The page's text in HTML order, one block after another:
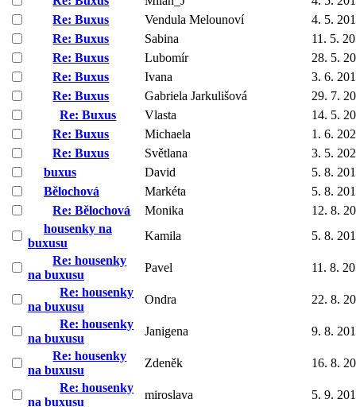
Re: Buxus
Vendula Melounoví
4. 5.
Re: Buxus
Sabina
11. 5.
Re: Buxus
Lubomír
28. 5.
Re: Buxus
Ivana
3. 6.
Re: Buxus
Gabriela Jarkulišová
29. 7.
Re: Buxus
Vlasta
14. 5.
Re: Buxus
Michaela
1. 6.
Re: Buxus
Světlana
3. 5.
buxus
David
5. 8.
Bělochová
Markéta
5. 8.
Re: Bělochová
Monika
12. 8.
housenky na
buxusu
Kamila
5. 8.
Re: housenky
na buxusu
Pavel
11. 8.
Re: housenky
na buxusu
Ondra
22. 8.
Re: housenky
na buxusu
Janigena
9. 8.
Re: housenky
na buxusu
Zdeněk
16. 8.
Re: housenky
na buxusu
miroslava
5. 9.